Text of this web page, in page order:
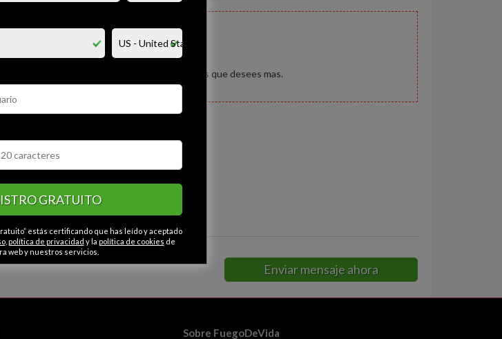
placer y bastante morboso.
cuales deseo cumplir.
encontramos, culeamos y ahi termina, a menos que desees mas.
Educado
Extrovertido
Intelectual
Enviar mensaje ahora
GRATUITO
estás certificando que has leído y aceptado
, política de privacidad y la política de cookies de
web y nuestros servicios.
Sobre FuegoDeVida